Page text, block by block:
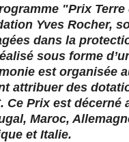
"Prix
Yves Rocher,
dans la
sous forme
est organisée
attribuer des
Ce Prix est décerné
Maroc,
et Italie.